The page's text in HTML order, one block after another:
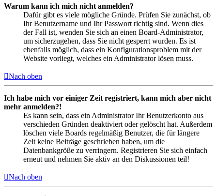
Warum kann ich mich nicht anmelden?
Dafür gibt es viele mögliche Gründe. Prüfen Sie zunächst, ob
Ihr Benutzername und Ihr Passwort richtig sind. Wenn dies
der Fall ist, wenden Sie sich an einen Board-Administrator,
um sicherzugehen, dass Sie nicht gesperrt wurden. Es ist
ebenfalls möglich, dass ein Konfigurationsproblem mit der
Website vorliegt, welches ein Administrator lösen muss.
Nach oben
Ich habe mich vor einiger Zeit registriert, kann mich aber nicht
mehr anmelden?!
Es kann sein, dass ein Administrator Ihr Benutzerkonto aus
verschieden Gründen deaktiviert oder gelöscht hat. Außerdem
löschen viele Boards regelmäßig Benutzer, die für längere
Zeit keine Beiträge geschrieben haben, um die
Datenbankgröße zu verringern. Registrieren Sie sich einfach
erneut und nehmen Sie aktiv an den Diskussionen teil!
Nach oben